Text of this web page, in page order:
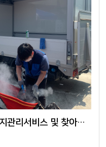
K운동발달연구원 보조기기유지관리서비스 및 찾아가는 전시회 진행